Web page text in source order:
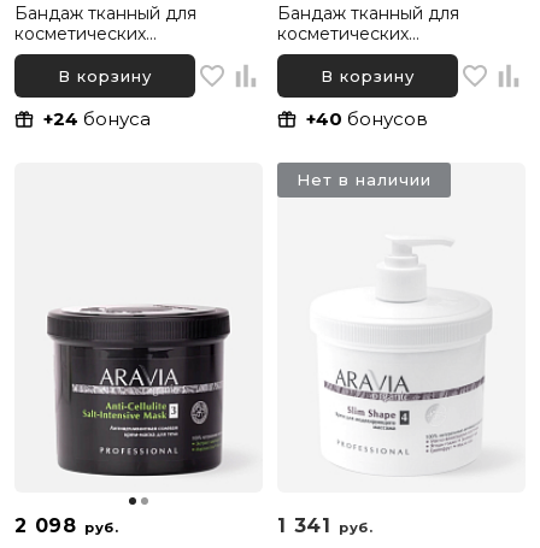
Бандаж тканный для
косметических
обертываний Aravia Organic
В корзину
+24 бонуса
Бандаж тканный для
косметических
обертываний Aravia Organic
В корзину
+40 бонусов
2 098 руб. 1 341 руб.
Нет в наличии